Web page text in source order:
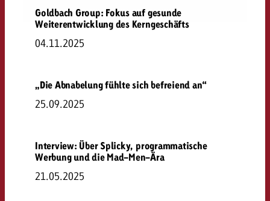
Goldbach Group: Fokus auf gesunde
Weiterentwicklung des Kerngeschäfts
04.11.2025
„Die Abnabelung fühlte sich befreiend an“
25.09.2025
Interview: Über Splicky, programmatische
Werbung und die Mad-Men-Ära
21.05.2025